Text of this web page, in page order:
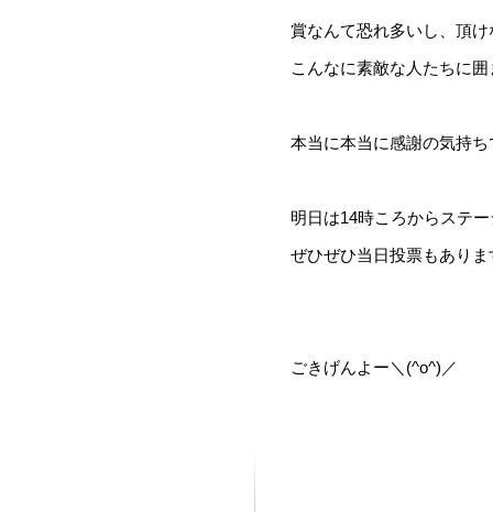
賞なんて恐れ多いし、頂
こんなに素敵な人たちに
本当に本当に感謝の気持
明日は14時ころからステ
ぜひぜひ当日投票もあり
ごきげんよー＼(^o^)／